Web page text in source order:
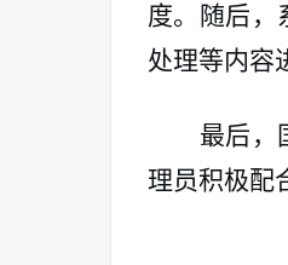
度。随后，
处理等内容
最后，
理员积极配